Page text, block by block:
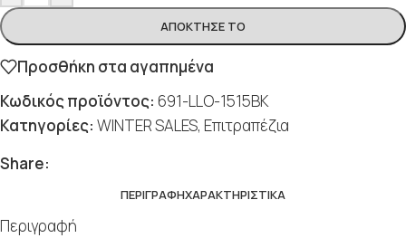
ΑΠΌΚΤΗΣΈ ΤΟ
Προσθήκη στα αγαπημένα
Κωδικός προϊόντος: 691-LLO-1515BK
Κατηγορίες: WINTER SALES, Επιτραπέζια
Share:
ΠΕΡΙΓΡΑΦΉΧΑΡΑΚΤΗΡΙΣΤΙΚΆ
Περιγραφή